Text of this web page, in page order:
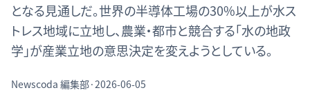
となる見通しだ。世界の半導体工場の30%以上が水ス
トレス地域に立地し、農業・都市と競合する「水の地政
学」が産業立地の意思決定を変えようとしている。
Newscoda 編集部·2026-06-05